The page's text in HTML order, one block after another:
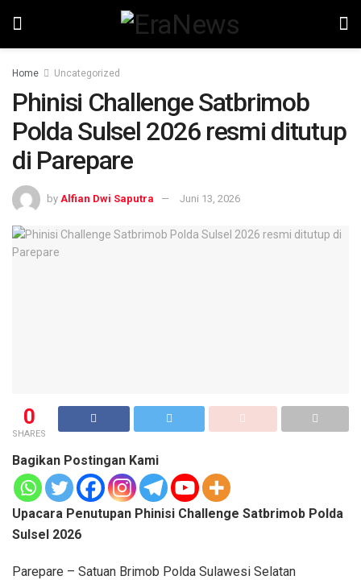
Home Uncategorized
Phinisi Challenge Satbrimob
Polda Sulsel 2026 resmi ditutup
di Parepare
by Alfian Dwi Saputra Juni 13, 2026
0
SHARES
Bagikan Postingan Kami
Upacara Penutupan Phinisi Challenge Satbrimob Polda
Sulsel 2026
Parepare – Satuan Brimob Polda Sulawesi Selatan